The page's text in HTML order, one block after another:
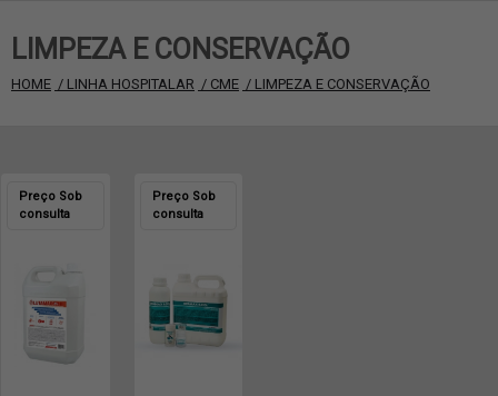
LIMPEZA E CONSERVAÇÃO
HOME / LINHA HOSPITALAR / CME / LIMPEZA E CONSERVAÇÃO
Preço Sob
consulta
Preço Sob
consulta